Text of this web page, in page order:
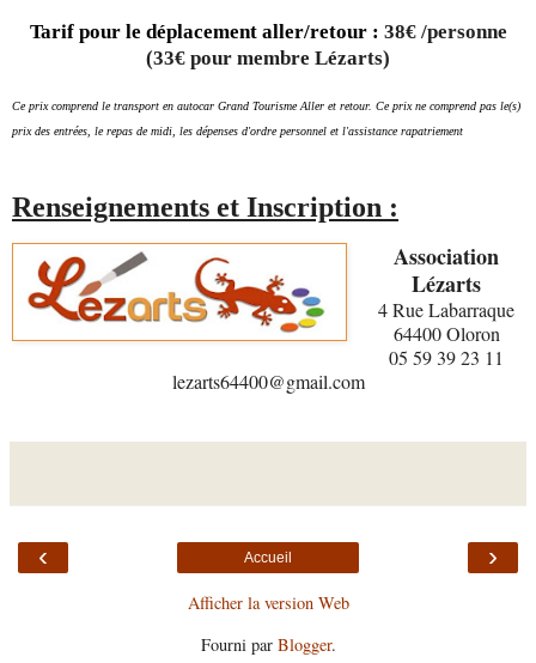
Tarif pour le déplacement aller/retour : 38€ /personne
(33€ pour membre Lézarts)
Ce prix comprend le transport en autocar Grand Tourisme Aller et retour. Ce prix ne comprend pas le(s)
prix des entrées, le repas de midi, les dépenses d'ordre personnel et l'assistance rapatriement
Renseignements et Inscription :
Association
Lézarts
4 Rue Labarraque
64400 Oloron
05 59 39 23 11
lezarts64400@gmail.com
‹ ›
Accueil
Afficher la version Web
Fourni par Blogger.